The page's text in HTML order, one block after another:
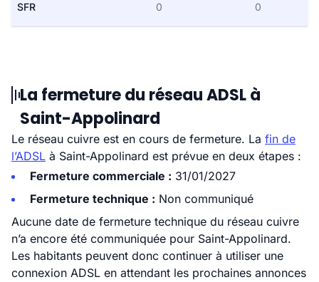
SFR 0 0
La fermeture du réseau ADSL à
Saint-Appolinard
Le réseau cuivre est en cours de fermeture. La fin de
l’ADSL à Saint-Appolinard est prévue en deux étapes :
Fermeture commerciale : 31/01/2027
Fermeture technique : Non communiqué
Aucune date de fermeture technique du réseau cuivre
n’a encore été communiquée pour Saint-Appolinard.
Les habitants peuvent donc continuer à utiliser une
connexion ADSL en attendant les prochaines annonces